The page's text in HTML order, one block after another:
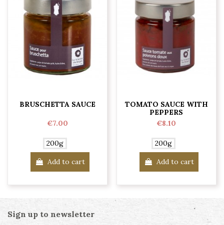
BRUSCHETTA SAUCE
€7.00
200g
Add to cart
TOMATO SAUCE WITH
PEPPERS
€8.10
200g
Add to cart
Sign up to newsletter